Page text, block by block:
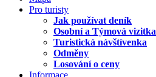
Pro turisty
Jak používat deník
Osobní a Týmová vizitka
Turistická návštívenka
Odměny
Losování o ceny
Informace